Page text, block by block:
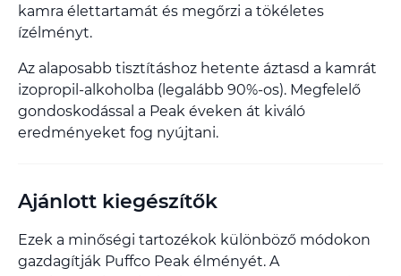
kamra élettartamát és megőrzi a tökéletes
ízélményt.
Az alaposabb tisztításhoz hetente áztasd a kamrát
izopropil-alkoholba (legalább 90%-os). Megfelelő
gondoskodással a Peak éveken át kiváló
eredményeket fog nyújtani.
Ajánlott kiegészítők
Ezek a minőségi tartozékok különböző módokon
gazdagítják Puffco Peak élményét. A